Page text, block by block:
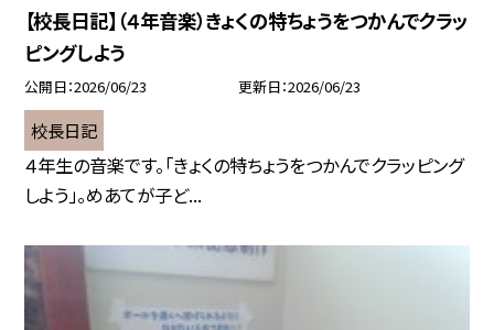
【校長日記】（４年音楽）きょくの特ちょうをつかんでクラッ
ピングしよう
公開日 2026/06/23 更新日 2026/06/23
校長日記
４年生の音楽です。「きょくの特ちょうをつかんでクラッピング
しよう」。めあてが子ど...